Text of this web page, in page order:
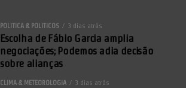
POLÍTICA & POLÍTICOS 3 dias atrás
Escolha de Fábio Garcia amplia
negociações; Podemos adia decisão
sobre alianças
CLIMA & METEOROLOGIA 3 dias atrás